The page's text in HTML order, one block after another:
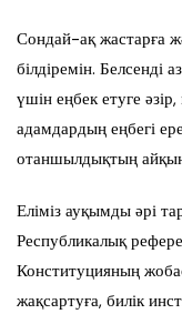
Сондай-ақ жастарға
білдіремін. Белсенді
үшін еңбек етуге
адамдардың еңбегі
отаншылдықтың айқын
Еліміз ауқымды әрі
Республикалық
Конституцияның
жақсартуға, билік